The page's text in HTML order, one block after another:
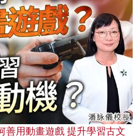
善用動畫遊戲 提升學習古文